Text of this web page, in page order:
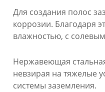
Для создания полос
коррозии. Благодаря
влажностью, с
Нержавеющая
невзирая на тяжелые
системы заземления.